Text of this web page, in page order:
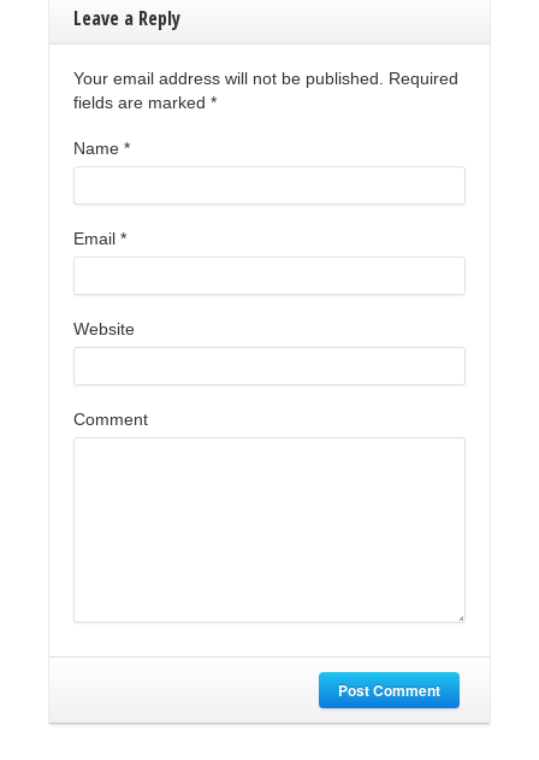
Leave a Reply
Your email address will not be published. Required
fields are marked *
Name *
Email *
Website
Comment
Post Comment